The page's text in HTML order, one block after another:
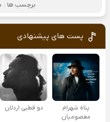
برچسب ها :
پست های پیشنهادی
پناه شهرام
معصومیان
دو قطبی اردلان